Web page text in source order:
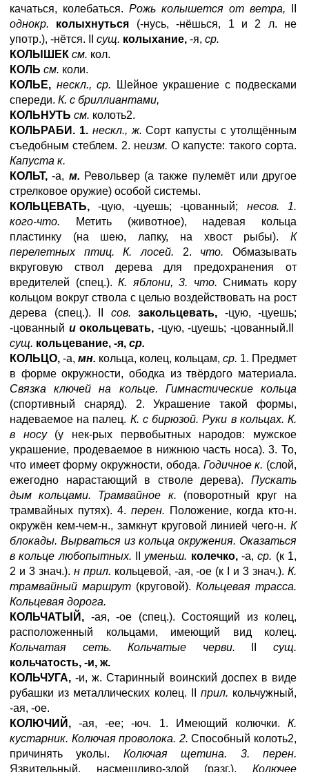
качаться, колебаться. Рожь колышется от ветра,
однокр. колыхнуться (-нусь, -нёшься, 1 и 2 л. не
употр.), -нётся. II сущ. колыхание, -я, ср.
КОЛЫШЕК см. кол.
КОЛЬ см. коли.
КОЛЬЕ, нескл., ср. Шейное украшение с подвесками
спереди. К. с бриллиантами,
КОЛЬНУТЬ см. колоть2.
КОЛЬРАБИ. 1. нескл., ж. Сорт капусты с утолщённым
съедобным стеблем. 2. неизм.О капусте: такого сорта.
Капуста к.
КОЛЬТ, -а, м. Револьвер (а также пулемёт или другое
стрелковое оружие) особой системы.
КОЛЬЦЕВАТЬ, -цую, -цуешь; -цованный; несов. 1.
кого-что. Метить (животное), надевая кольца
пластинку (на шею, лапку, на хвост рыбы). К
перелетных птиц. К. лосей. 2. что. Обмазывать
вкруговую ствол дерева для предохранения от
вредителей (спец.).К. яблони, 3. что. Снимать кору
кольцом вокруг ствола с целью воздействовать на рост
дерева (спец.). II сов. закольцевать, -цую, -цуешь;
-цованный иокольцевать, -цую, -цуешь; -цованный.II
сущ. кольцевание, -я, ср.
КОЛЬЦО, -а, мн. кольца, колец, кольцам, ср. 1. Предмет
в форме окружности, ободка из твёрдого материала.
Связка ключей на кольце. Гимнастические кольца
(спортивный снаряд). 2. Украшение такой формы,
надеваемое на палец. К. с бирюзой. Руки в кольцах. К.
в носу(у нек-рых первобытных народов: мужское
украшение, продеваемое в нижнюю часть носа). 3. То,
что имеет форму окружности, обода. Годичное к. (слой,
ежегодно нарастающий в стволе дерева). Пускать
дым кольцами. Трамвайное к. (поворотный круг на
трамвайных путях). 4. перен. Положение, когда кто-н.
окружён кем-чем-н., замкнут круговой линией чего-н. К
блокады. Вырваться из кольца окружения. Оказаться
в кольце любопытных.
уменьш. колечко,-а,ср. (к 1,
2 и 3 знач.). н прил. кольцевой, -ая, -ое (к I и 3 знач.).К.
трамвайный маршрут (круговой). Кольцевая трасса.
Кольцевая дорога.
КОЛЬЧАТЫЙ, -ая, -ое (спец.). Состоящий из колец,
расположенный кольцами, имеющий вид колец.
Кольчатая сеть. Кольчатые черви. IIсущ.
кольчатость, -и, ж.
КОЛЬЧУГА, -и, ж. Старинный воинский доспех в виде
рубашки из металлических колец. II прил. кольчужный,
-ая, -ое.
КОЛЮЧИЙ, -ая, -ее; -юч. 1. Имеющий колючки. К.
кустарник. Колючая проволока. 2. Способный колоть2,
причинять уколы. Колючая щетина. 3. перен.
Язвительный, насмешливо-злой (разг.). Колючее